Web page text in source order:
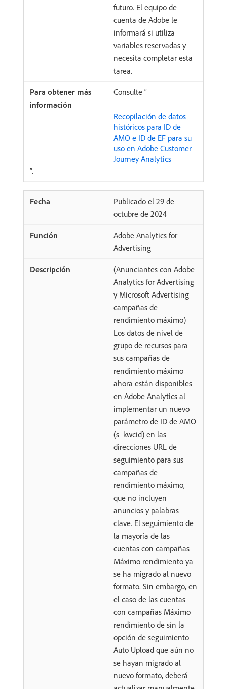
futuro. El equipo de
cuenta de Adobe le
informará si utiliza
variables reservadas y
necesita completar esta
tarea.
Consulte “
Recopilación de datos
históricos para ID de
AMO e ID de EF para su
uso en Adobe Customer
Journey Analytics
”.
Publicado el 29 de
octubre de 2024
Adobe Analytics for
Advertising
(Anunciantes con Adobe
Analytics for Advertising
y Microsoft Advertising
campañas de
rendimiento máximo)
Los datos de nivel de
grupo de recursos para
sus campañas de
rendimiento máximo
ahora están disponibles
en Adobe Analytics al
implementar un nuevo
parámetro de ID de AMO
(s_kwcid) en las
direcciones URL de
seguimiento para sus
campañas de
rendimiento máximo,
que no incluyen
anuncios y palabras
clave. El seguimiento de
la mayoría de las
cuentas con campañas
Máximo rendimiento ya
se ha migrado al nuevo
formato. Sin embargo, en
el caso de las cuentas
con campañas Máximo
rendimiento de sin la
opción de seguimiento
Auto Upload que aún no
se hayan migrado al
nuevo formato, deberá